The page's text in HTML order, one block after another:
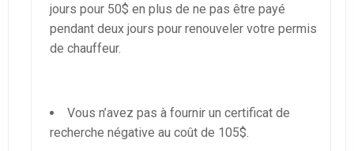
jours pour 50$ en plus de ne pas être payé
pendant deux jours pour renouveler votre permis
de chauffeur.
Vous n’avez pas à fournir un certificat de
recherche négative au coût de 105$.